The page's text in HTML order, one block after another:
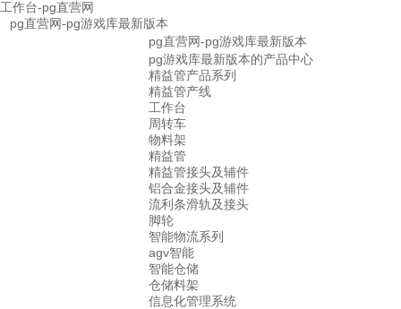
工作台-pg直营网
pg直营网-pg游戏库最新版本
pg直营网-pg游戏库最新版本
pg游戏库最新版本的产品中心
精益管产品系列
精益管产线
工作台
周转车
物料架
精益管
精益管接头及辅件
铝合金接头及辅件
流利条滑轨及接头
脚轮
智能物流系列
agv智能
智能仓储
仓储料架
信息化管理系统